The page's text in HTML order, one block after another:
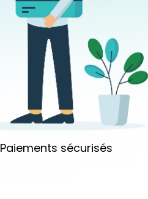
Paiements sécurisés